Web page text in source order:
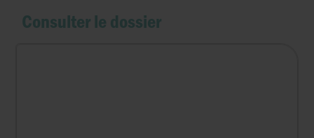
Consulter le dossier